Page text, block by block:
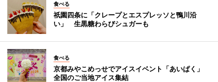
食べる
祇園四条に「クレープとエスプレッソと鴨川沿
い」 生黒糖わらびシュガーも
食べる
京都みやこめっせでアイスイベント「あいぱく」
全国のご当地アイス集結